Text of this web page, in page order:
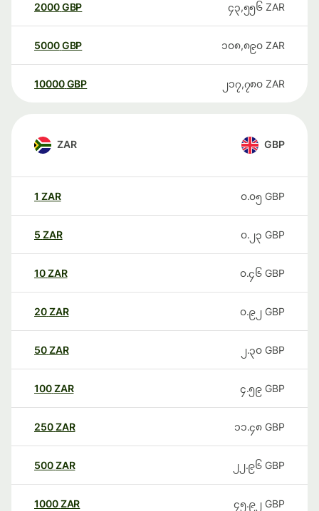
2000GBP ၄၃,၅၅၆ ZAR
5000GBP ၁၀၈,၈၉၀ ZAR
10000 GBP ၂၁၇,၇၈၀ ZAR
ZAR GBP
1 ZAR ၀.၀၅ GBP
5 ZAR ၀.၂၃ GBP
10ZAR ၀.၄၆ GBP
20ZAR ၀.၉၂ GBP
50ZAR ၂.၃၀ GBP
100ZAR ၄.၅၉ GBP
250ZAR ၁၁.၄၈ GBP
500ZAR ၂၂.၉၆ GBP
1000ZAR ၄၅.၉၂ GBP